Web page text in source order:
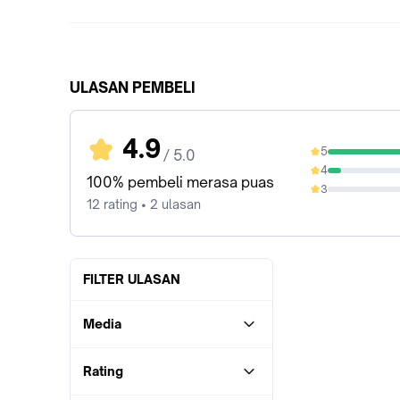
ULASAN PEMBELI
4.9 / 5.0
100% pembeli merasa puas
12 rating • 2 ulasan
5
91.67%
4
8.33%
3
0%
FILTER ULASAN
Media
Rating